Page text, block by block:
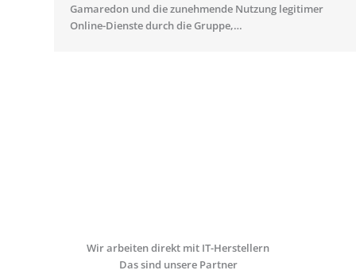
Gamaredon und die zunehmende Nutzung legitimer
Online-Dienste durch die Gruppe,…
Wir arbeiten direkt mit IT-Herstellern
Das sind unsere Partner